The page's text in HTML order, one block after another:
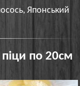
Японський
по 20см